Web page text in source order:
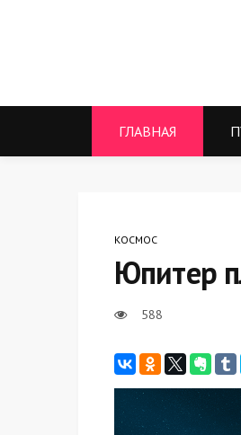
ГЛАВНАЯ
КОСМОС
Юпитер
588